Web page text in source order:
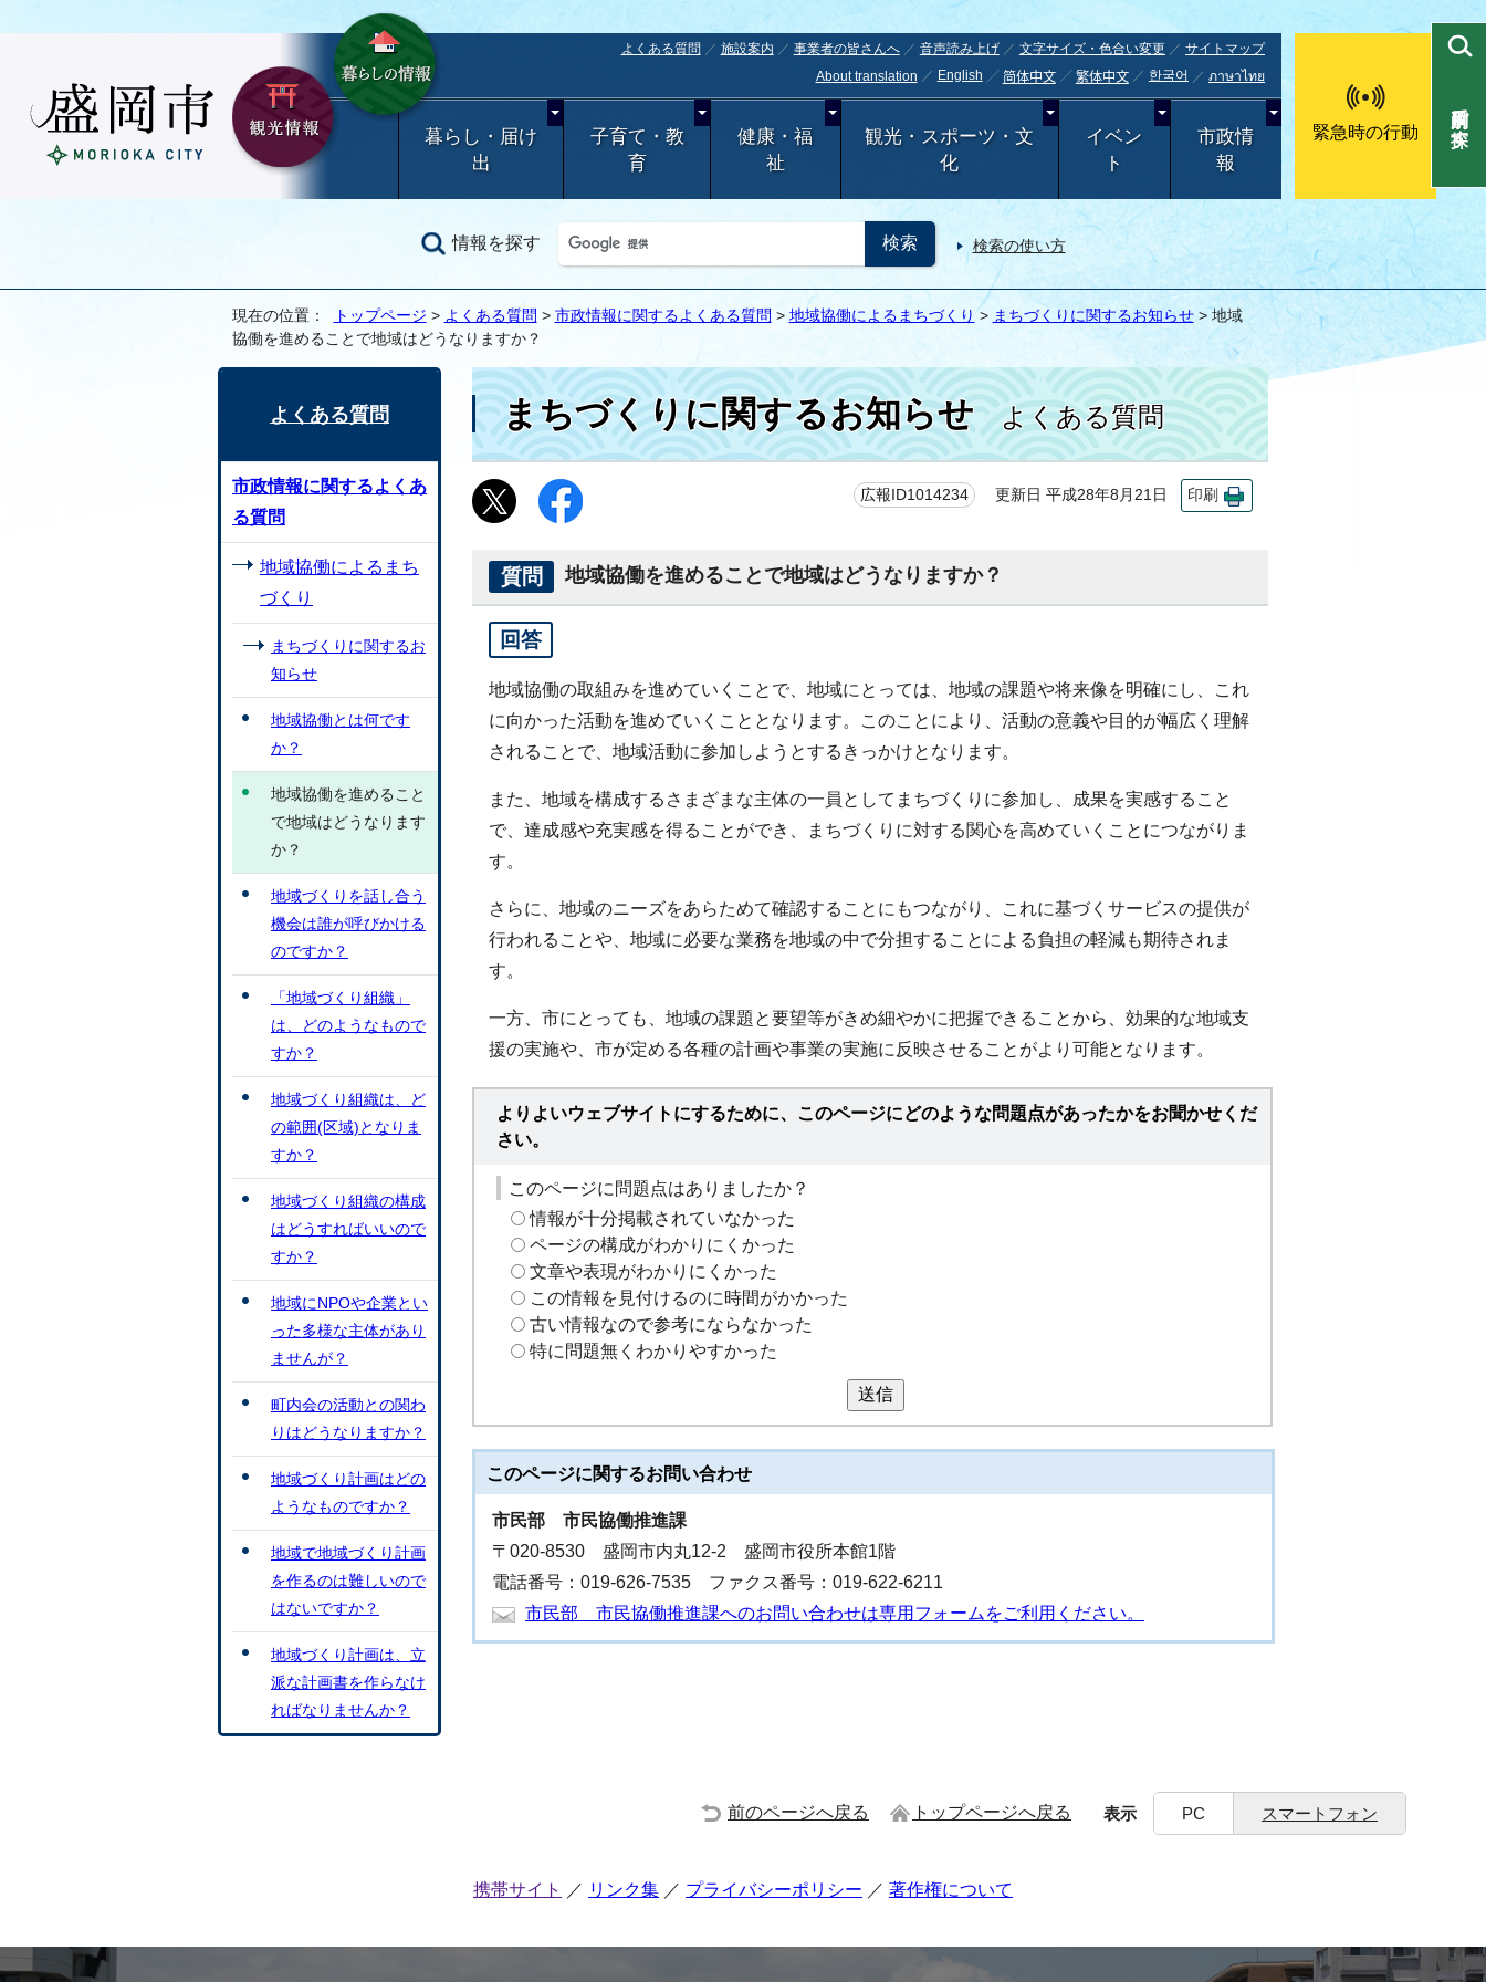
よくある質問 施設案内 事業者の皆さんへ 音声読み上げ 文字サイズ・色合い変更
サイトマップ
About translation
English 简体中文 繁体中文 한국어 ภาษาไทย
暮らし・届け
出
子育て・教
育
健康・福
祉
観光・スポーツ・文
化
イベン
ト
市政情
報
緊急時の行動
情報を探す 検索の使い方
目的別で探す
現在の位置： トップページ > よくある質問 > 市政情報に関するよくある質問 > 地域協働によるまちづくり > まちづくりに関するお知らせ> 地域
協働を進めることで地域はどうなりますか？
まちづくりに関するお知らせ よくある質問
広報ID1014234 更新日 平成28年8月21日 印刷
質問 地域協働を進めることで地域はどうなりますか？
回答
地域協働の取組みを進めていくことで、地域にとっては、地域の課題や将来像を明確にし、これ
に向かった活動を進めていくこととなります。このことにより、活動の意義や目的が幅広く理解
されることで、地域活動に参加しようとするきっかけとなります。
また、地域を構成するさまざまな主体の一員としてまちづくりに参加し、成果を実感すること
で、達成感や充実感を得ることができ、まちづくりに対する関心を高めていくことにつながりま
す。
さらに、地域のニーズをあらためて確認することにもつながり、これに基づくサービスの提供が
行われることや、地域に必要な業務を地域の中で分担することによる負担の軽減も期待されま
す。
一方、市にとっても、地域の課題と要望等がきめ細やかに把握できることから、効果的な地域支
援の実施や、市が定める各種の計画や事業の実施に反映させることがより可能となります。
よりよいウェブサイトにするために、このページにどのような問題点があったかをお聞かせくだ
さい。
このページに問題点はありましたか？
情報が十分掲載されていなかった
ページの構成がわかりにくかった
文章や表現がわかりにくかった
この情報を見付けるのに時間がかかった
古い情報なので参考にならなかった
特に問題無くわかりやすかった
送信
このページに関するお問い合わせ
市民部 市民協働推進課
〒020-8530 盛岡市内丸12-2 盛岡市役所本館1階
電話番号：019-626-7535 ファクス番号：019-622-6211
市民部 市民協働推進課へのお問い合わせは専用フォームをご利用ください。
よくある質問
市政情報に関するよくあ
る質問
地域協働によるまち
づくり
まちづくりに関するお
知らせ
地域協働とは何です
か？
地域協働を進めること
で地域はどうなります
か？
地域づくりを話し合う
機会は誰が呼びかける
のですか？
「地域づくり組織」
は、どのようなもので
すか？
地域づくり組織は、ど
の範囲(区域)となりま
すか？
地域づくり組織の構成
はどうすればいいので
すか？
地域にNPOや企業とい
った多様な主体があり
ませんが？
町内会の活動との関わ
りはどうなりますか？
地域づくり計画はどの
ようなものですか？
地域で地域づくり計画
を作るのは難しいので
はないですか？
地域づくり計画は、立
派な計画書を作らなけ
ればなりませんか？
前のページへ戻る トップページへ戻る 表示 PC スマートフォン
携帯サイト リンク集 プライバシーポリシー 著作権について